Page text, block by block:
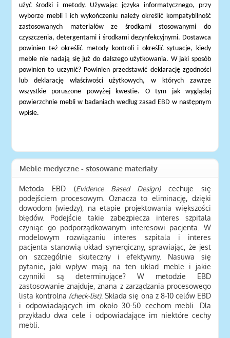
użyć środki i metody. Używając języka informatycznego, przy
wyborze mebli i ich wykończeniu należy określić kompatybilność
zastosowanych materiałów ze środkami stosowanymi do
czyszczenia, detergentami i środkami dezynfekcyjnymi. Dostawca
powinien też określić metody kontroli i określić sytuacje, kiedy
meble nie nadają się już do dalszego użytkowania. W jaki sposób
powinien to uczynić? Powinien przedstawić deklarację zgodności
lub deklarację właściwości użytkowych, w których zawrze
wszystkie poruszone powyżej kwestie. O tym jak wyglądaj
powierzchnie mebli w badaniach według zasad EBD w następnym
wpisie.
Meble medyczne - stosowane materiały
Metoda EBD (Evidence Based Design) cechuje się
podejściem procesowym. Oznacza to eliminację, dzięki
dowodom (wiedzy), na etapie projektowania większości
błędów. Podejście takie zabezpiecza interes szpitala
czyniąc go podporządkowanym interesowi pacjenta. W
modelowym rozwiązaniu interes szpitala i interes
pacjenta stanowią układ synergiczny, sprawiając, że jest
on szczególnie skuteczny i efektywny. Nasuwa się
pytanie, jaki wpływ mają na ten układ meble i jakie
czynniki są determinujące? W metodzie EBD
zastosowanie znajduje, znana z zarządzania procesowego
lista kontrolna (check-list). Składa się ona z 8-10 celów EBD
i odpowiadających im około 30-50 cechom mebli. Dla
przykładu dwa cele i odpowiadające im niektóre cechy
mebli.